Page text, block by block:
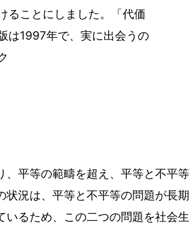
ることにしました。「代価
は1997年で、実に出会うの
、平等の範疇を超え、平等と不平等
況は、平等と不平等の問題が長期
るため、この二つの問題を社会生